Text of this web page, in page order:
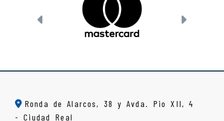
Anterior
Ronda de Alarcos, 38 y Avda. Pio XII, 4
-Ciudad Real